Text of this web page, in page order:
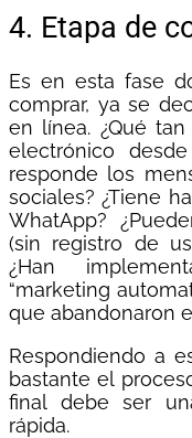
4. Etapa de
Es en esta fase
comprar, ya se
en línea. ¿Qué
electrónico
responde los
sociales? ¿Tiene
WhatApp?
(sin registro de
¿Han
“marketing
que abandonaron
Respondiendo a
bastante el
final debe ser
rápida.